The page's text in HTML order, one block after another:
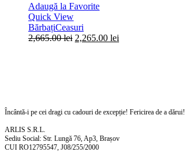
Adaugă la Favorite
Quick View
BărbațiCeasuri
2,665.00lei Prețul
2,265.00 lei
Încântă-i pe cei dragi cu cadouri de excepție! Fericirea de a dărui!
ARLIS S.R.L.
Sediu Social: Str. Lungă 76, Ap3, Brașov
CUI RO12795547, J08/255/2000